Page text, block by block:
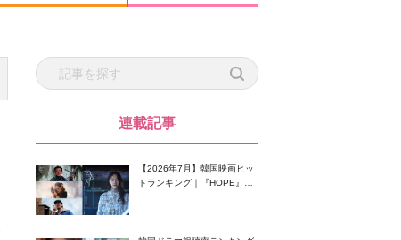
連載記事
【2026年7月】韓国映画ヒッ
トランキング｜『HOPE』が